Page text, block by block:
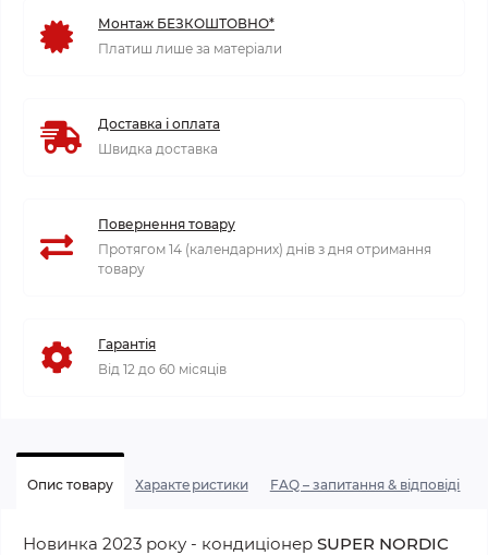
Монтаж БЕЗКОШТОВНО*
Платиш лише за матеріали
Доставка і оплата
Швидка доставка
Повернення товару
Протягом 14 (календарних) днів з дня отримання
товару
Гарантія
Від 12 до 60 місяців
Опис товару Характеристики FAQ – запитання & відповіді
Новинка 2023 року - кондиціонер SUPER NORDIC